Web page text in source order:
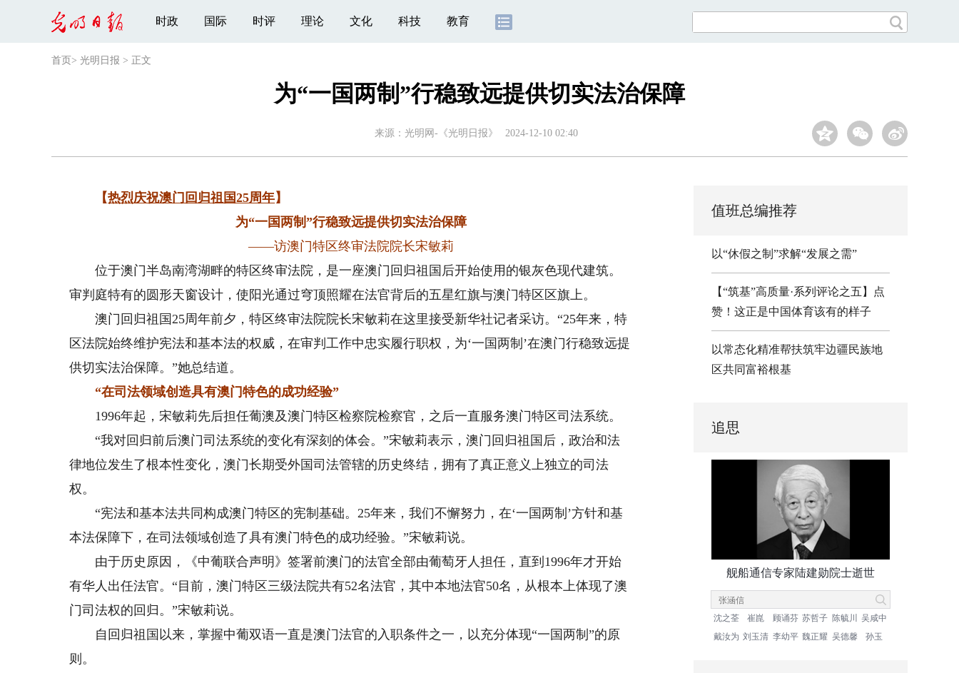
时政 国际 时评 理论 文化 科技 教育
首页 > 光明日报 > 正文
为“一国两制”行稳致远提供切实法治保障
来源： 光明网-《光明日报》 2024-12-10 02:40
【热烈庆祝澳门回归祖国25周年】
为“一国两制”行稳致远提供切实法治保障
——访澳门特区终审法院院长宋敏莉
位于澳门半岛南湾湖畔的特区终审法院，是一座澳门回归祖国后开始使用的银灰色现代建筑。
审判庭特有的圆形天窗设计，使阳光通过穹顶照耀在法官背后的五星红旗与澳门特区区旗上。
澳门回归祖国25周年前夕，特区终审法院院长宋敏莉在这里接受新华社记者采访。“25年来，特
区法院始终维护宪法和基本法的权威，在审判工作中忠实履行职权，为‘一国两制’在澳门行稳致远提
供切实法治保障。”她总结道。
“在司法领域创造具有澳门特色的成功经验”
1996年起，宋敏莉先后担任葡澳及澳门特区检察院检察官，之后一直服务澳门特区司法系统。
“我对回归前后澳门司法系统的变化有深刻的体会。”宋敏莉表示，澳门回归祖国后，政治和法
律地位发生了根本性变化，澳门长期受外国司法管辖的历史终结，拥有了真正意义上独立的司法
权。
“宪法和基本法共同构成澳门特区的宪制基础。25年来，我们不懈努力，在‘一国两制’方针和基
本法保障下，在司法领域创造了具有澳门特色的成功经验。”宋敏莉说。
由于历史原因，《中葡联合声明》签署前澳门的法官全部由葡萄牙人担任，直到1996年才开始
有华人出任法官。“目前，澳门特区三级法院共有52名法官，其中本地法官50名，从根本上体现了澳
门司法权的回归。”宋敏莉说。
自回归祖国以来，掌握中葡双语一直是澳门法官的入职条件之一，以充分体现“一国两制”的原
则。
值班总编推荐
以“休假之制”求解“发展之需”
【“筑基”高质量·系列评论之五】点
赞！这正是中国体育该有的样子
以常态化精准帮扶筑牢边疆民族地
区共同富裕根基
追思
舰船通信专家陆建勋院士逝世
沈之荃 崔崑 顾诵芬 苏哲子 陈毓川
吴咸中
戴汝为 刘玉清 李幼平 魏正耀 吴德馨 孙玉